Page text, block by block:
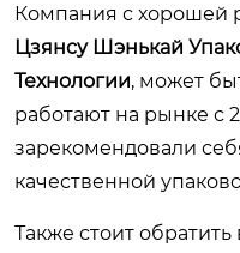
Компания с хорошей
Цзянсу Шэнькай
Технологии, может
работают на рынке с
зарекомендовали
качественной
Также стоит